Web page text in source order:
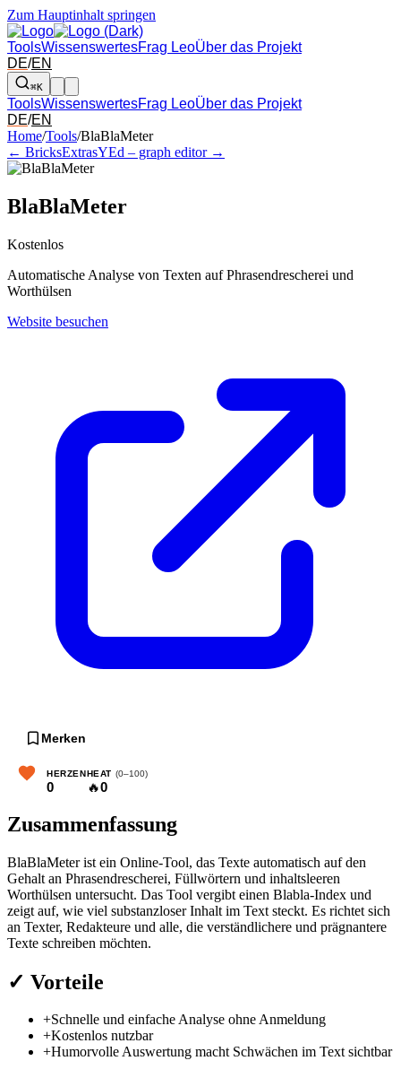
Zum Hauptinhalt springen
ToolsWissenswertesFrag LeoÜber das Projekt
DE/EN
⌘K
ToolsWissenswertesFrag LeoÜber das Projekt
DE/EN
Pfeil links und rechts: zum benachbarten Tool in der Übersicht
Home/Tools/BlaBlaMeter
← BricksExtrasYEd – graph editor →
BlaBlaMeter
Kostenlos
Automatische Analyse von Texten auf Phrasendrescherei und
Worthülsen
Website besuchen
Merken
HERZEN
0
HEAT (0–100)
🔥0
Zusammenfassung
BlaBlaMeter ist ein Online-Tool, das Texte automatisch auf den
Gehalt an Phrasendrescherei, Füllwörtern und inhaltsleeren
Worthülsen untersucht. Das Tool vergibt einen Blabla-Index und
zeigt auf, wie viel substanzloser Inhalt im Text steckt. Es richtet sich
an Texter, Redakteure und alle, die verständlichere und prägnantere
Texte schreiben möchten.
✓ Vorteile
+Schnelle und einfache Analyse ohne Anmeldung
+Kostenlos nutzbar
+Humorvolle Auswertung macht Schwächen im Text sichtbar